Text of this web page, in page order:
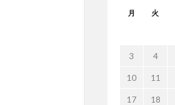
月 火
3 4
10 11
17 18